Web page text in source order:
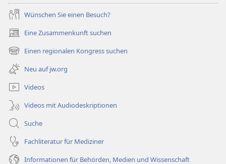
Wünschen Sie einen Besuch?
Eine Zusammenkunft suchen
(öffnet
neues
Fenster)
Einen regionalen Kongress suchen
(öffnet
neues
Fenster)
Neu auf jw.org
Videos
Videos mit Audiodeskriptionen
Suche
Fachliteratur für Mediziner
Informationen für Behörden, Medien und Wissenschaft